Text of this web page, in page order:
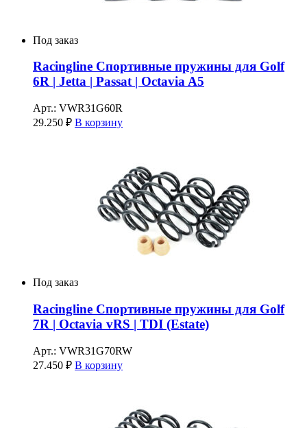
Под заказ
Racingline Спортивные пружины для Golf
6R | Jetta | Passat | Octavia A5
Арт.: VWR31G60R
29.250 ₽ В корзину
Под заказ
Racingline Спортивные пружины для Golf
7R | Octavia vRS | TDI (Estate)
Арт.: VWR31G70RW
27.450 ₽ В корзину